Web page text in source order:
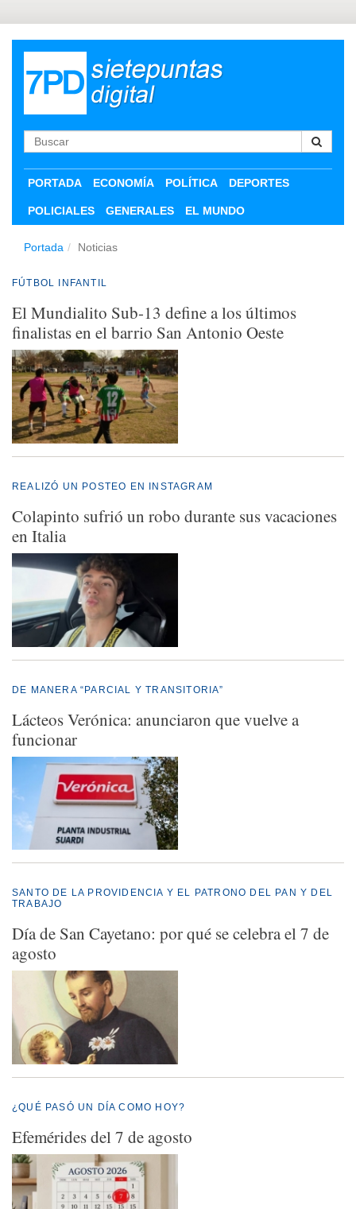
PORTADA ECONOMÍA POLÍTICA DEPORTES
POLICIALES GENERALES EL MUNDO
Portada Noticias
FÚTBOL INFANTIL
El Mundialito Sub-13 define a los últimos
finalistas en el barrio San Antonio Oeste
REALIZÓ UN POSTEO EN INSTAGRAM
Colapinto sufrió un robo durante sus vacaciones
en Italia
DE MANERA “PARCIAL Y TRANSITORIA”
Lácteos Verónica: anunciaron que vuelve a
funcionar
SANTO DE LA PROVIDENCIA Y EL PATRONO DEL PAN Y DEL
TRABAJO
Día de San Cayetano: por qué se celebra el 7 de
agosto
¿QUÉ PASÓ UN DÍA COMO HOY?
Efemérides del 7 de agosto